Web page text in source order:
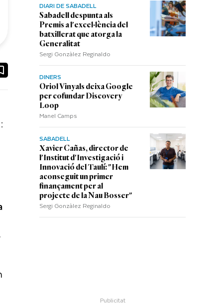
DIARI DE SABADELL
Sabadell despunta als
Premis a l'excel·lència del
batxillerat que atorga la
Generalitat
Sergi Gonzàlez Reginaldo
DINERS
Oriol Vinyals deixa Google
per cofundar Discovery
Loop
Manel Camps
SABADELL
Xavier Cañas, director de
l'Institut d'Investigació i
Innovació del Taulí: "Hem
aconseguit un primer
finançament per al
projecte de la Nau Bosser"
Sergi Gonzàlez Reginaldo